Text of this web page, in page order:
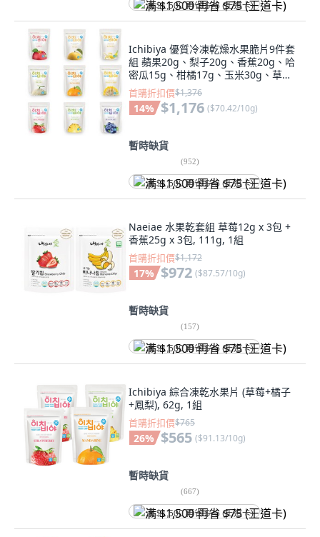
满 $1,500 再省 $75 (王道卡)
Ichibiya 優質冷凍乾燥水果脆片9件套
組 蘋果20g、梨子20g、香蕉20g、哈
密瓜15g、柑橘17g、玉米30g、草莓
15g、鳳梨15g、藍莓15g, 167g, 1套
首購折扣價$1,376
14% $1,176 ($70.42/10g)
暫時缺貨
(952)
满 $1,500 再省 $75 (王道卡)
Naeiae 水果乾套組 草莓12g x 3包 +
香蕉25g x 3包, 111g, 1組
首購折扣價$1,172
17% $972 ($87.57/10g)
暫時缺貨
(157)
满 $1,500 再省 $75 (王道卡)
Ichibiya 綜合凍乾水果片 (草莓+橘子
+鳳梨), 62g, 1組
首購折扣價$765
26% $565 ($91.13/10g)
暫時缺貨
(667)
满 $1,500 再省 $75 (王道卡)